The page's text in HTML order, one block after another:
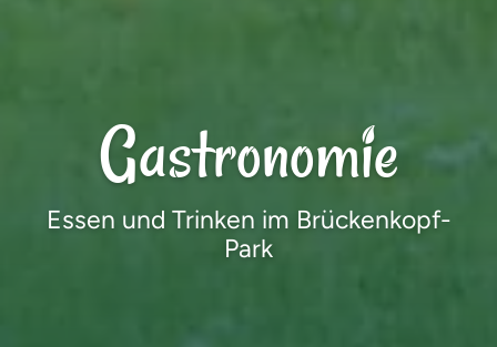
Gastronomie
Essen und Trinken im Brückenkopf-
Park